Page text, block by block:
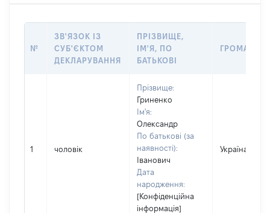
№
ЗВ'ЯЗОК ІЗ
СУБ'ЄКТОМ
ДЕКЛАРУВАННЯ
ПРІЗВИЩЕ,
ІМ'Я, ПО
БАТЬКОВІ
1 чоловік
Прізвище:
Гриненко
Ім'я:
Олександр
По батькові (за
наявності):
Іванович
Дата
народження:
[Конфіденційна
інформація]
Україна